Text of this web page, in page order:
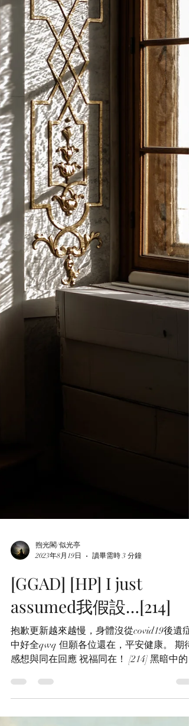
煦光閣/似光亭
2023年8月19日
讀畢需時 3 分鐘
[GGAD] [HP] I just
assumed我假設…[214]
抱歉更新越來越慢，身體沒從covid19後遺症